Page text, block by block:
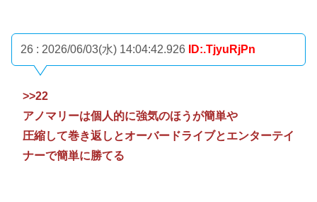
26 : 2026/06/03(水) 14:04:42.926 ID:.TjyuRjPn
>>22
アノマリーは個人的に強気のほうが簡単や
圧縮して巻き返しとオーバードライブとエンターテイ
ナーで簡単に勝てる